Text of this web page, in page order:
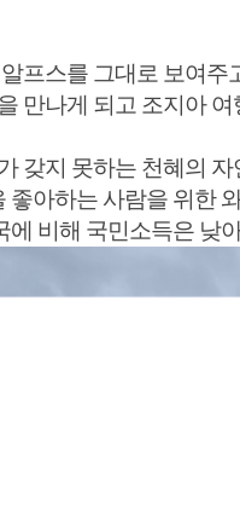
프스를 그대로 보여
만나게 되고 조지아
갖지 못하는 천혜의
좋아하는 사람을 위한
에 비해 국민소득은 낮